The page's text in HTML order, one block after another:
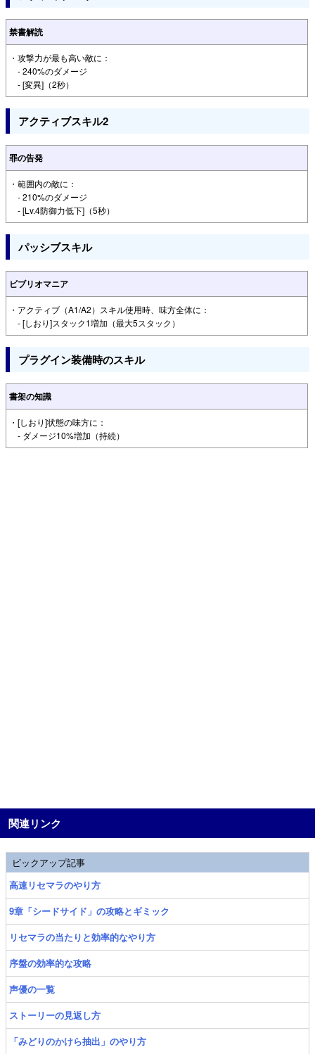
禁書解読
・攻撃力が最も高い敵に：
- 240%のダメージ
- [変異]（2秒）
アクティブスキル2
罪の告発
・範囲内の敵に：
- 210%のダメージ
- [Lv.4防御力低下]（5秒）
パッシブスキル
ビブリオマニア
・アクティブ（A1/A2）スキル使用時、味方全体に：
- [しおり]スタック1増加（最大5スタック）
プラグイン装備時のスキル
書架の知識
・[しおり]状態の味方に：
- ダメージ10%増加（持続）
関連リンク
ピックアップ記事
高速リセマラのやり方
9章「シードサイド」の攻略とギミック
リセマラの当たりと効率的なやり方
序盤の効率的な攻略
声優の一覧
ストーリーの見返し方
「みどりのかけら抽出」のやり方